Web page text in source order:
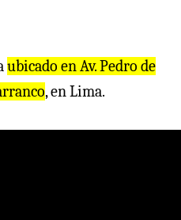
ubicado en Av. Pedro de
, en Lima.